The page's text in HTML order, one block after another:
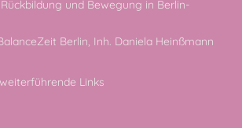
und Bewegung in Berlin-
Berlin, Inh. Daniela Heinßmann
Links